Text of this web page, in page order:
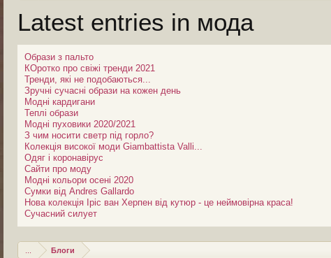
Latest entries in мода
Образи з пальто
КОротко про свіжі тренди 2021
Тренди, які не подобаються...
Зручні сучасні образи на кожен день
Модні кардигани
Теплі образи
Модні пуховики 2020/2021
З чим носити светр під горло?
Колекція високої моди Giambattista Valli...
Одяг і коронавірус
Сайти про моду
Модні кольори осені 2020
Сумки від Andres Gallardo
Нова колекція Іріс ван Херпен від кутюр - це неймовірна краса!
Сучасний силует
Блоги